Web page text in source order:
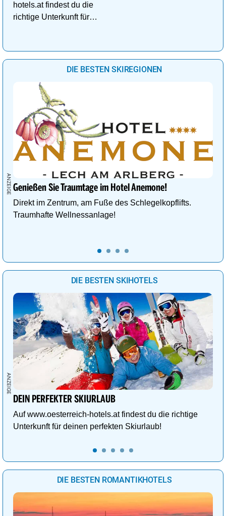
hotels.at findest du die
richtige Unterkunft für
DIE BESTEN SKIREGIONEN
Genießen Sie Traumtage im Hotel Anemone!
Direkt im Zentrum, am Fuße des Schlegelkopflifts.
Traumhafte Wellnessanlage!
DIE BESTEN SKIHOTELS
DEIN PERFEKTER SKIURLAUB
Auf www.oesterreich-hotels.at findest du die richtige
Unterkunft für deinen perfekten Skiurlaub!
DIE BESTEN ROMANTIKHOTELS